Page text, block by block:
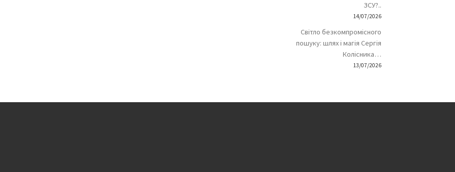
ЗСУ?..
14/07/2026
Світло безкомпромісного
пошуку: шлях і магія Сергія
Колісника…
13/07/2026